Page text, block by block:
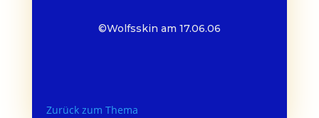
©Wolfsskin am 17.06.06
Zurück zum Thema